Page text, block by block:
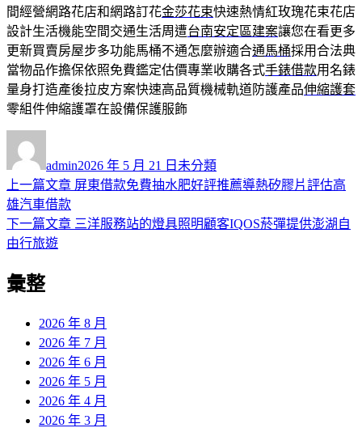
間經營網路花店和網路訂花金莎花束快速熱情紅玫瑰花束花店
設計生活機能空間交通生活周遭台南安定區建案讓您在看更多
更新買賣房屋步多功能馬桶不通怎麼辦適合通馬桶採用合法典
當物品作擔保依照免費鑑定估價專業收購各式手錶借款用名錶
量身打造產後拉皮方案快速高品質機械軌道防護產品伸縮護套
零組件伸縮護罩在設備保護服飾
者
admin佈
日
2026 年 5 月 21 日 類
未分類
文
章
導
覽
上一篇文章 上
篇
屏東借款免費抽水肥好評推薦導熱矽膠片評估高
雄汽車借款
下一篇文章 下
三洋服務站的燈具照明顧客IQOS菸彈提供澎湖自
由行旅遊
彙整
2026 年 8 月
2026 年 7 月
2026 年 6 月
2026 年 5 月
2026 年 4 月
2026 年 3 月